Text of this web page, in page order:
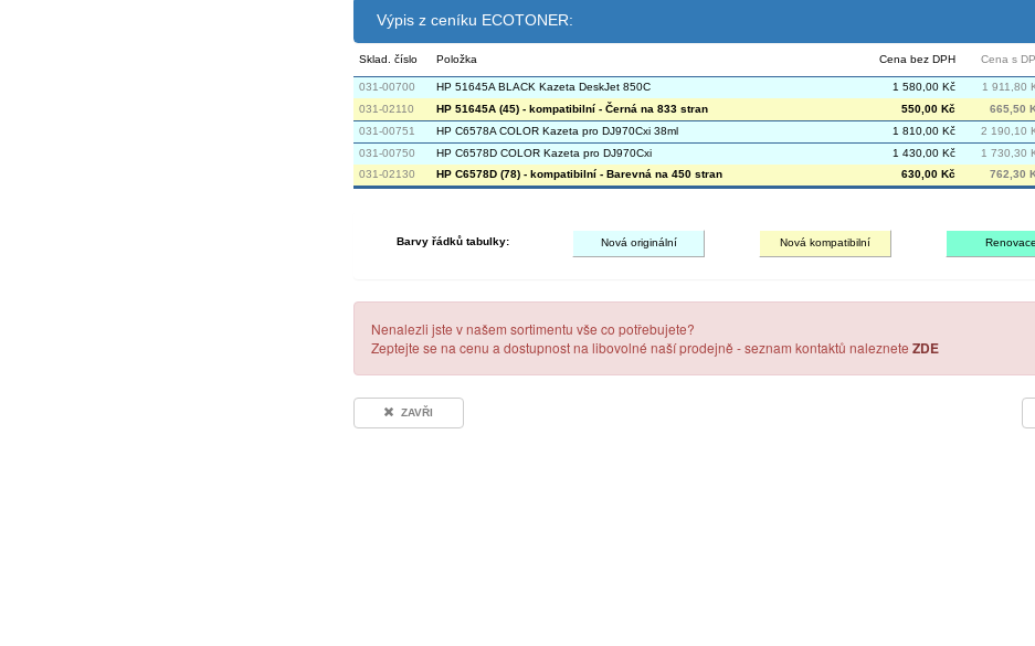
Výpis z ceníku ECOTONER:
Sklad. číslo Položka Cena bez DPH Cena s
031-00700 HP 51645A BLACK Kazeta DeskJet 850C 1 580,00 Kč 1 911,80
031-02110
HP 51645A (45) - kompatibilní - Černá na 833 stran 550,00 Kč 665,50
031-00751
HP C6578A COLOR Kazeta pro DJ970Cxi 38ml 1 810,00 Kč 2 190,10
031-00750
HP C6578D COLOR Kazeta pro DJ970Cxi 1 430,00 Kč 1 730,30
031-02130
HP C6578D (78) - kompatibilní - Barevná na 450 stran 630,00 Kč 762,30
Barvy řádků tabulky: Nová originální Nová kompatibilní Renovace
Nenalezli jste v našem sortimentu vše co potřebujete?
Zeptejte se na cenu a dostupnost na libovolné naší prodejně - seznam kontaktů naleznete ZDE
ZAVŘI